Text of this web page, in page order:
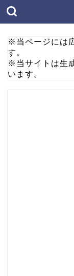
※当ページには
す。
※当サイトは生
います。